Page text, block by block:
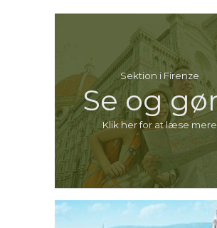
Sektion i Firenze
Se og
Klik her for at læse mere